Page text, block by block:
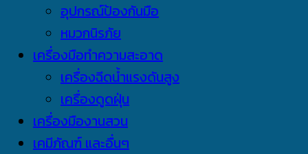
อุปกรณ์ป้องกันมือ
หมวกนิรภัย
เครื่องมือทำความสะอาด
เครื่องฉีดน้ำแรงดันสูง
เครื่องดูดฝุ่น
เครื่องมืองานสวน
เคมีภัณฑ์ และอื่นๆ